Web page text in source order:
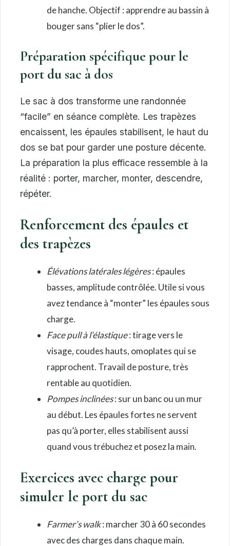
de hanche. Objectif : apprendre au bassin à
bouger sans “plier le dos”.
Préparation spécifique pour le
port du sac à dos
Le sac à dos transforme une randonnée
“facile” en séance complète. Les trapèzes
encaissent, les épaules stabilisent, le haut du
dos se bat pour garder une posture décente.
La préparation la plus efficace ressemble à la
réalité : porter, marcher, monter, descendre,
répéter.
Renforcement des épaules et
des trapèzes
Élévations latérales légères: épaules
basses, amplitude contrôlée. Utile si vous
avez tendance à “monter” les épaules sous
charge.
Face pull à l’élastique: tirage vers le
visage, coudes hauts, omoplates qui se
rapprochent. Travail de posture, très
rentable au quotidien.
Pompes inclinées: sur un banc ou un mur
au début. Les épaules fortes ne servent
pas qu’à porter, elles stabilisent aussi
quand vous trébuchez et posez la main.
Exercices avec charge pour
simuler le port du sac
Farmer’s walk: marcher 30 à 60 secondes
avec des charges dans chaque main.